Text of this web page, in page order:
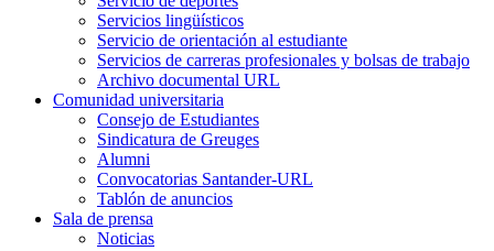
Servicios lingüísticos
Servicio de orientación al estudiante
Servicios de carreras profesionales y bolsas de trabajo
Archivo documental URL
Comunidad universitaria
Consejo de Estudiantes
Sindicatura de Greuges
Alumni
Convocatorias Santander-URL
Tablón de anuncios
Sala de prensa
Noticias